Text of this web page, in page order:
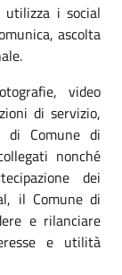
utilizza i social
ascolta
video
di servizio,
di Comune di
nonché
dei
il Comune di
e rilanciare
e utilità